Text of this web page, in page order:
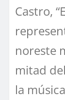
Castro,
noreste
mitad
la